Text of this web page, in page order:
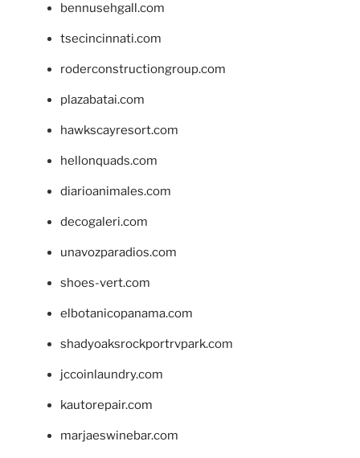
bennusehgall.com
tsecincinnati.com
roderconstructiongroup.com
plazabatai.com
hawkscayresort.com
hellonquads.com
diarioanimales.com
decogaleri.com
unavozparadios.com
shoes-vert.com
elbotanicopanama.com
shadyoaksrockportrvpark.com
jccoinlaundry.com
kautorepair.com
marjaeswinebar.com